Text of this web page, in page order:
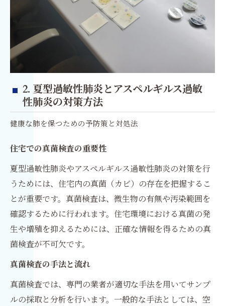
2. 夏型過敏性肺炎とアスペルギルス過敏
性肺炎の対策方法
健康な肺を保つための予防策と対処法
住宅での真菌検査の重要性
夏型過敏性肺炎やアスペルギルス過敏性肺炎の対策を行
うためには、住宅内の真菌（カビ）の存在を把握するこ
とが重要です。真菌検査は、微生物の有無や汚染範囲を
確認するために行われます。住宅環境における真菌の発
生や増殖を抑えるためには、正確な情報を得るための真
菌検査が不可欠です。
真菌検査の手法と流れ
真菌検査では、専門の業者が適切な手法を用いてサンプ
ルの採取と分析を行います。一般的な手法としては、空